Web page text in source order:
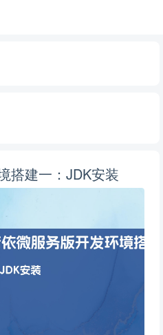
搭建一：JDK安装